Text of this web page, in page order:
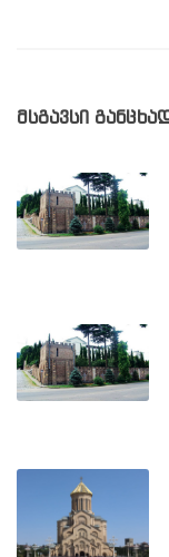
მსგავსი